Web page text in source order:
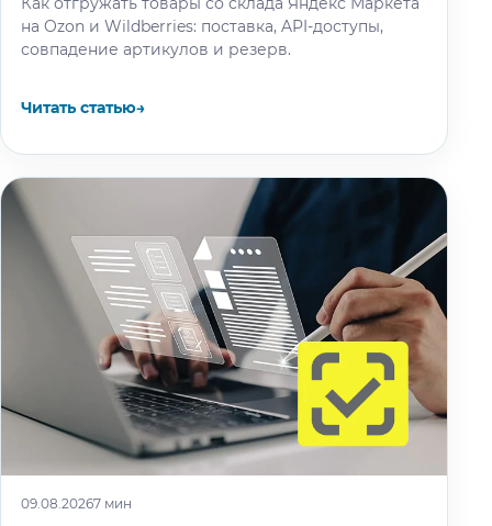
на Ozon и Wildberries: поставка, API-доступы,
совпадение артикулов и резерв.
Читать статью→
09.08.20267 мин